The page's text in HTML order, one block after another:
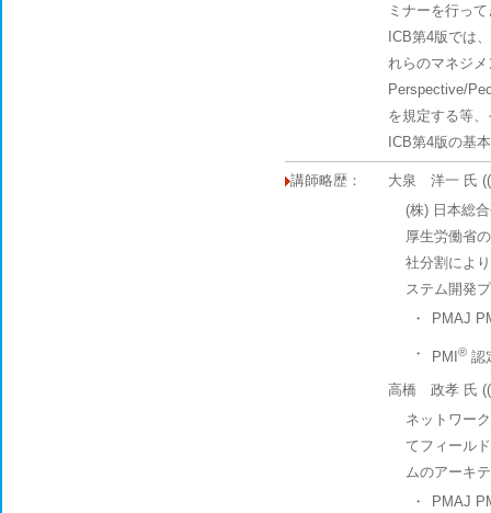
ミナーを行っ
ICB第4版では
れらのマネジ
Perspective/
を規定する等
ICB第4版の基
講師略歴：
大泉 洋一 氏
(株) 日本総
厚生労働省
社分割によ
ステム開発
・
PMAJ
・ PMI ® 認
高橋 政孝 氏 ((
ネットワー
てフィール
ムのアーキ
・
PMAJ